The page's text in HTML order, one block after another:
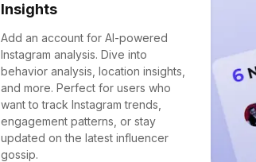
Insights
Add an account for AI-powered
Instagram analysis. Dive into
behavior analysis, location insights,
and more. Perfect for users who
want to track Instagram trends,
engagement patterns, or stay
updated on the latest influencer
gossip.